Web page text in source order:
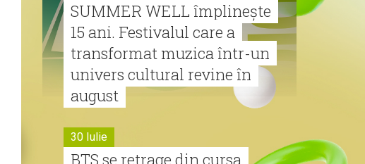
SUMMER WELL împlinește
15 ani. Festivalul care a
transformat muzica într-un
univers cultural revine în
august
30 Iulie
BTS se retrage din cursa